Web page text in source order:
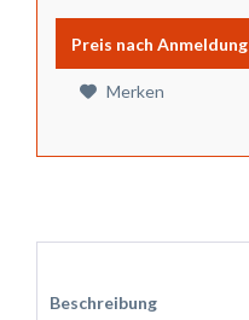
Preis nach Anmeldung
Merken
Beschreibung